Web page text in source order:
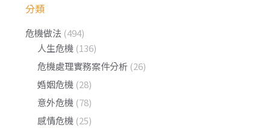
分類
危機做法 (494)
人生危機 (136)
危機處理實務案件分析 (26)
婚姻危機 (28)
意外危機 (78)
感情危機 (25)